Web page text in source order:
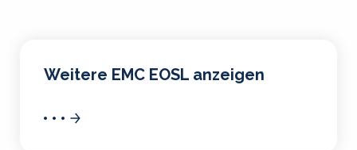
Weitere EMC EOSL anzeigen